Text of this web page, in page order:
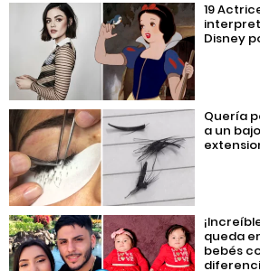
19
Disney
Quería
a un
queda
bebés